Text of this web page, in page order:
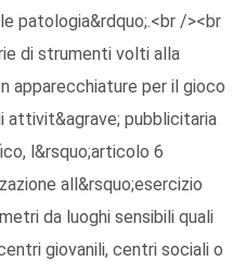
patologia&rdquo;.<br /><br
di strumenti volti alla
apparecchiature per il gioco
attivit&agrave; pubblicitaria
l&rsquo;articolo 6
all&rsquo;esercizio
da luoghi sensibili quali
giovanili, centri sociali o